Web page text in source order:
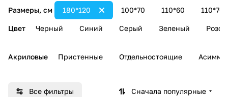
ы
ы
)
Размеры, см 100*70 110*60 110*70
180*120
Цвет Черный Синий Серый Зеленый
Акриловые Пристенные Отдельностоящие
Все фильтры Сначала популярные